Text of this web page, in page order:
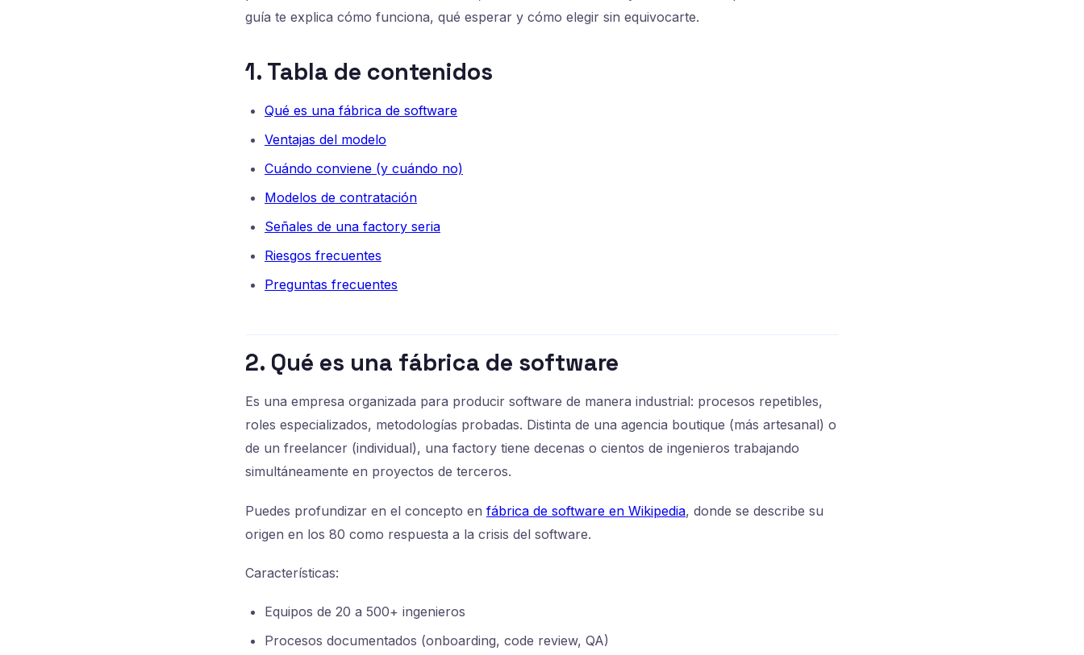
guía te explica cómo funciona, qué esperar y cómo elegir sin equivocarte.
1. Tabla de contenidos
Qué es una fábrica de software
Ventajas del modelo
Cuándo conviene (y cuándo no)
Modelos de contratación
Señales de una factory seria
Riesgos frecuentes
Preguntas frecuentes
2. Qué es una fábrica de software
Es una empresa organizada para producir software de manera industrial: procesos repetibles,
roles especializados, metodologías probadas. Distinta de una agencia boutique (más artesanal) o
de un freelancer (individual), una factory tiene decenas o cientos de ingenieros trabajando
simultáneamente en proyectos de terceros.
Puedes profundizar en el concepto en fábrica de software en Wikipedia, donde se describe su
origen en los 80 como respuesta a la crisis del software.
Características:
Equipos de 20 a 500+ ingenieros
Procesos documentados (onboarding, code review, QA)